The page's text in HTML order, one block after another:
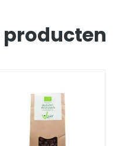
producten